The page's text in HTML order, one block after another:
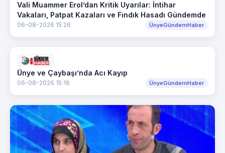
Vali Muammer Erol’dan Kritik Uyarılar: İntihar
Vakaları, Patpat Kazaları ve Fındık Hasadı Gündemde
06-08-2026 15:26 ÜnyeGündemHaber
Ünye ve Çaybaşı’nda Acı Kayıp
06-08-2026 15:16 ÜnyeGündemHaber